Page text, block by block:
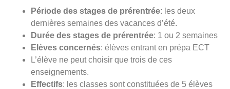
Période des stages de prérentrée: les deux
dernières semaines des vacances d’été.
Durée des stages de prérentrée: 1 ou 2 semaines
Elèves concernés: élèves entrant en prépa ECT
L’élève ne peut choisir que trois de ces
enseignements.
Effectifs: les classes sont constituées de 5 élèves